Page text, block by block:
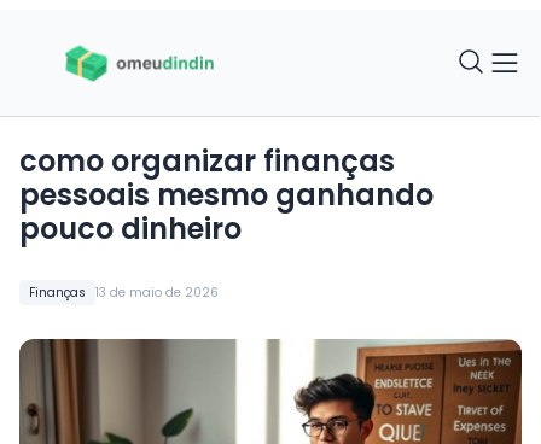
Finanças 13 de maio de 2026
como organizar finanças
pessoais mesmo ganhando
pouco dinheiro